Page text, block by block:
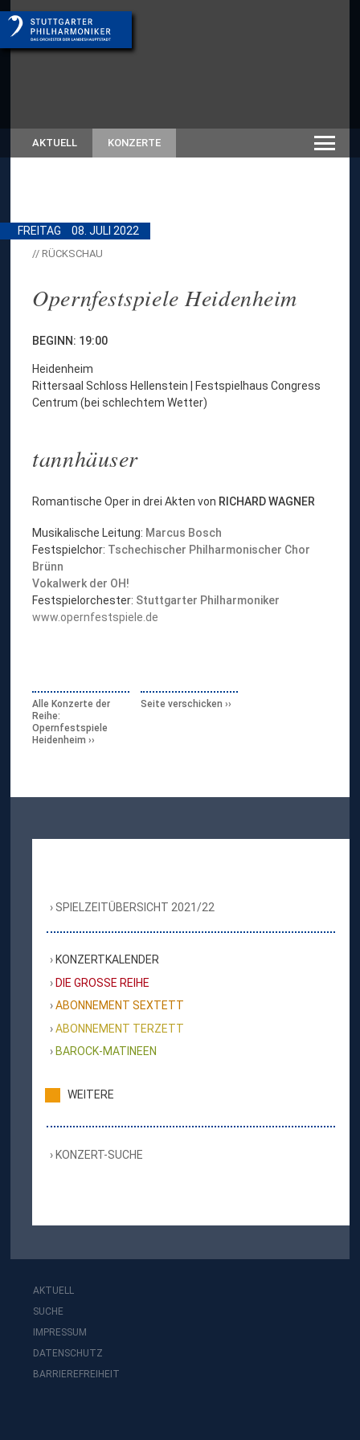
AKTUELL KONZERTE
FREITAG 08. JULI 2022
// RÜCKSCHAU
Opernfestspiele Heidenheim
BEGINN: 19:00
Heidenheim
Rittersaal Schloss Hellenstein | Festspielhaus Congress
Centrum (bei schlechtem Wetter)
tannhäuser
Romantische Oper in drei Akten von RICHARD WAGNER
Musikalische Leitung: Marcus Bosch
Festspielchor: Tschechischer Philharmonischer Chor
Brünn
Vokalwerk der OH!
Festspielorchester: Stuttgarter Philharmoniker
www.opernfestspiele.de
Alle Konzerte der
Reihe:
Opernfestspiele
Heidenheim
Seite verschicken
SPIELZEITÜBERSICHT 2021/22
KONZERTKALENDER
DIE GROSSE REIHE
ABONNEMENT SEXTETT
ABONNEMENT TERZETT
BAROCK-MATINEEN
WEITERE
KONZERT-SUCHE
AKTUELL
SUCHE
IMPRESSUM
DATENSCHUTZ
BARRIEREFREIHEIT